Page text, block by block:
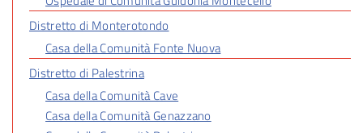
Distretto di Monterotondo
Casa della Comunità Fonte Nuova
Distretto di Palestrina
Casa della Comunità Cave
Casa della Comunità Genazzano